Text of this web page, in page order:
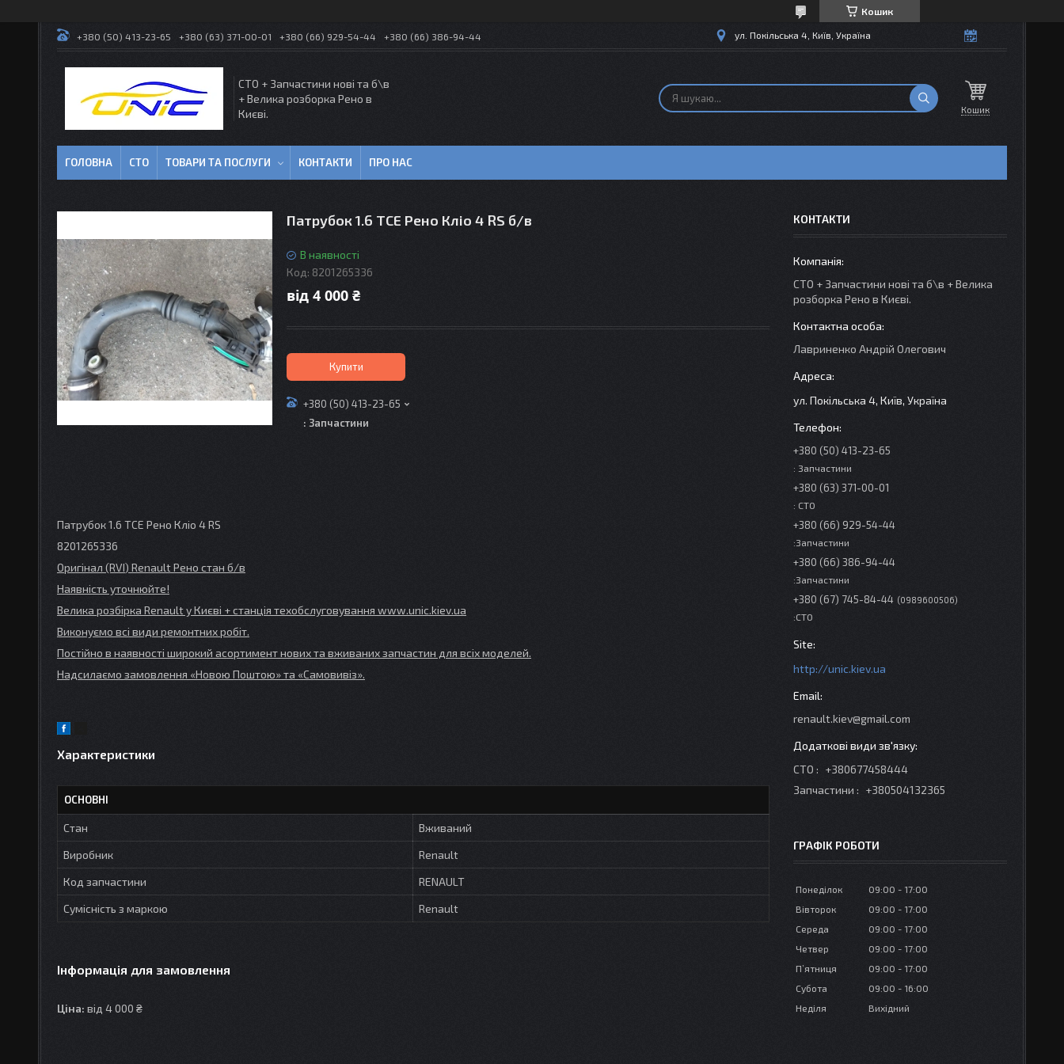
Кошик
+380 (50) 413-23-65 +380 (63) 371-00-01 +380 (66) 929-54-44 +380 (66) 386-94-44 ул. Покільська 4, Київ, Україна
СТО + Запчастини нові та б\в
+ Велика розборка Рено в
Києві.
Кошик
ГОЛОВНА СТО ТОВАРИ ТА ПОСЛУГИ КОНТАКТИ ПРО НАС
Патрубок 1.6 TCE Рено Кліо 4 RS б/в
В наявності
Код: 8201265336
від 4 000 ₴
Купити
+380 (50) 413-23-65
: Запчастини
Патрубок 1.6 TCE Рено Кліо 4 RS
8201265336
Оригінал (RVI) RenaultРено стан б/в
Наявність уточнюйте!
Велика розбірка Renaultу Києві + станція техобслуговування www.unic.kiev.ua
Виконуємо всі види ремонтних робіт.
Постійно в наявності широкий асортимент нових та вживаних запчастин для всіх моделей.
Надсилаємо замовлення «Новою Поштою» та «Самовивіз».
Характеристики
ОСНОВНІ
Стан
Вживаний
Виробник
Renault
Код запчастини
RENAULT
Сумісність з маркою
Renault
Інформація для замовлення
Ціна: від 4 000 ₴
КОНТАКТИ
СТО + Запчастини нові та б\в + Велика
розборка Рено в Києві.
Лавриненко Андрій Олегович
ул. Покільська 4, Київ, Україна
+380 (50) 413-23-65
: Запчастини
+380 (63) 371-00-01
: СТО
+380 (66) 929-54-44
:Запчастини
+380 (66) 386-94-44
:Запчастини
+380 (67) 745-84-44 0989600506
:СТО
http://unic.kiev.ua
renault.kiev@gmail.com
СТО
+380677458444
Запчастини
+380504132365
ГРАФІК РОБОТИ
Понеділок 09:00
17:00
Вівторок
09:00
17:00
Середа
09:00
17:00
Четвер
09:00
17:00
Пʼятниця
09:00
17:00
Субота
09:00
16:00
Неділя
Вихідний